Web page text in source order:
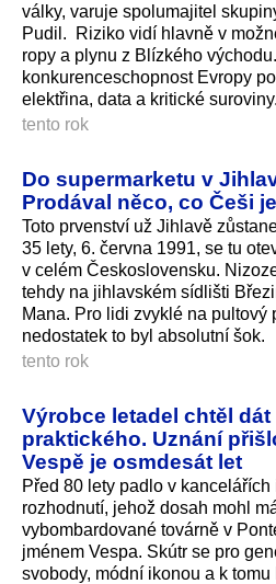
války, varuje spolumajitel
Pudil. Riziko vidí hlavně v
ropy a plynu z Blízkého
konkurenceschopnost Evropy
elektřina, data a kritické suroviny.
tento rok
Do supermarketu v
Prodával něco, co Češi
Toto prvenství už Jihlavě
35 lety, 6. června 1991, se tu
v celém Československu.
tehdy na jihlavském sídlišti
Mana. Pro lidi zvyklé na pultový
nedostatek to byl absolutní šok.
tento rok
Výrobce letadel chtěl
praktického. Uznání
Vespě je osmdesát let
Před 80 lety padlo v
rozhodnutí, jehož dosah mohl
vybombardované továrně v
jménem Vespa. Skútr se pro
svobody, módní ikonou a k